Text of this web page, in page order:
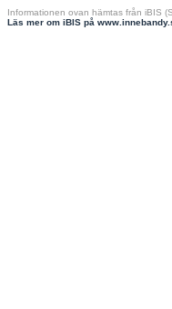
Informationen ovan hämtas från iBIS
Läs mer om iBIS på